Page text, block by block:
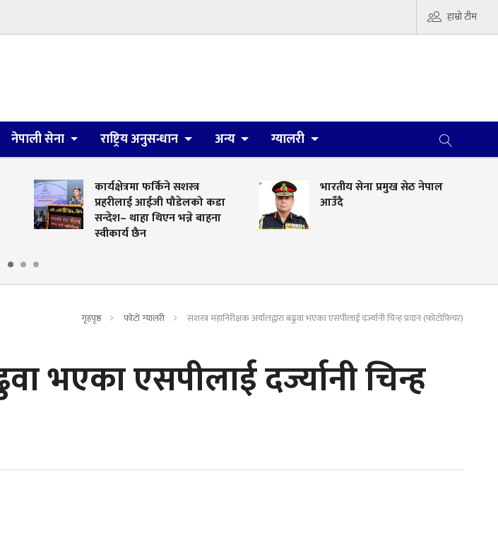
हाम्रो टीम
नेपाली सेना राष्ट्रिय अनुसन्धान अन्य ग्यालरी
कार्यक्षेत्रमा फर्किने सशस्त्र
प्रहरीलाई आईजी पौडेलको कडा
सन्देश– थाहा थिएन भन्ने बाहना
स्वीकार्य छैन
भारतीय सेना प्रमुख सेठ नेपाल
आउँदै
गृहपृष्ठ फोटो ग्यालरी सशस्त्र महानिरीक्षक अर्यालद्वारा बढुवा भएका एसपीलाई दर्ज्यानी चिन्ह प्रदान (फोटोफिचर)
भएका एसपीलाई दर्ज्यानी चिन्ह